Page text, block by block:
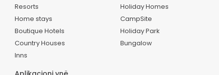
Resorts
Home stays
Boutique Hotels
Country Houses
Inns
Holiday Homes
CampSite
Holiday Park
Bungalow